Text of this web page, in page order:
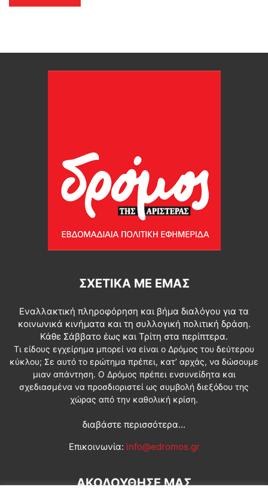
ΣΧΕΤΙΚΆ ΜΕ ΕΜΆΣ
Εναλλακτική πληροφόρηση και βήμα διαλόγου για τα
κοινωνικά κινήματα και τη συλλογική πολιτική δράση.
Κάθε Σάββατο έως και Τρίτη στα περίπτερα.
Τι είδους εγχείρημα μπορεί να είναι ο Δρόμος του δεύτερου
κύκλου; Σε αυτό το ερώτημα πρέπει, κατ’ αρχάς, να δώσουμε
μιαν απάντηση. Ο Δρόμος πρέπει ενσυνείδητα και
σχεδιασμένα να προσδιοριστεί ως συμβολή διεξόδου της
χώρας από την καθολική κρίση.
διαβάστε περισσότερα...
Επικοινωνία: info@edromos.gr
ΑΚΟΛΟΥΘΗΣΕ ΜΑΣ